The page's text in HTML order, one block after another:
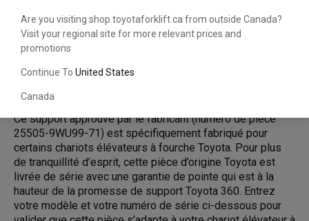
Are you visiting shop.toyotaforklift.ca from outside Canada?
Visit your regional site for more relevant prices and
promotions
Continue To United States
Canada
Ce support approuvé par le fabricant (numéro de pièce
25505-9WU99-71) est spécifiquement fabriqué pour
certains chariots élévateurs à fourche Toyota. Pour plus
de tranquillité d’esprit, cette pièce d’origine Toyota est
livrée de série avec une garantie de pointe qui est à la
hauteur de la promesse de support Toyota 360. Entrez
votre modèle et votre numéro de série ci-dessous pour